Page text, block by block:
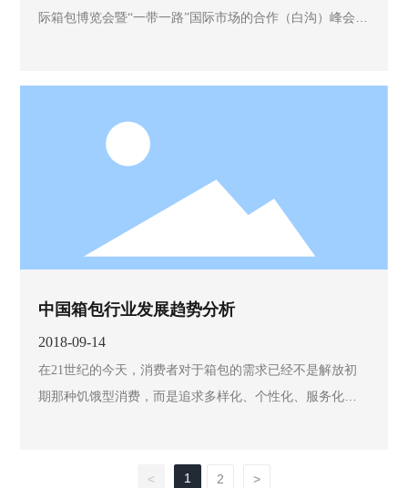
际箱包博览会暨“一带一路”国际市场的合作（白沟）峰会将
中国箱包行业发展趋势分析
2018-09-14
在21世纪的今天，消费者对于箱包的需求已经不是解放初
期那种饥饿型消费，而是追求多样化、个性化、服务化等
< 1 2 >